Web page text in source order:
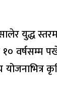
युद्ध
वर्षसम्म
योजनाभित्र